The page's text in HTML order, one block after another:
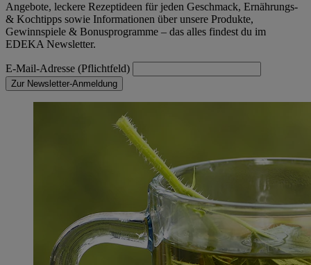
Angebote, leckere Rezeptideen für jeden Geschmack, Ernährungs-
& Kochtipps sowie Informationen über unsere Produkte,
Gewinnspiele & Bonusprogramme – das alles findest du im
EDEKA Newsletter.
E-Mail-Adresse (Pflichtfeld)
Zur Newsletter-Anmeldung